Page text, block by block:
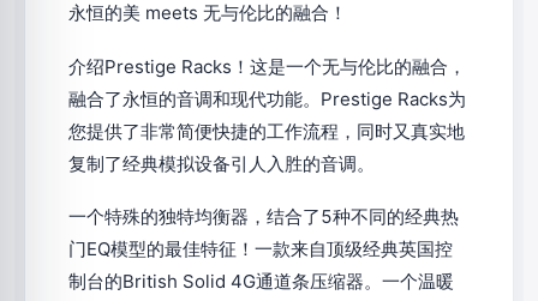
永恒的美 meets 无与伦比的融合！
介绍Prestige Racks！这是一个无与伦比的融合，
融合了永恒的音调和现代功能。Prestige Racks为
您提供了非常简便快捷的工作流程，同时又真实地
复制了经典模拟设备引人入胜的音调。
一个特殊的独特均衡器，结合了5种不同的经典热
门EQ模型的最佳特征！一款来自顶级经典英国控
制台的British Solid 4G通道条压缩器。一个温暖